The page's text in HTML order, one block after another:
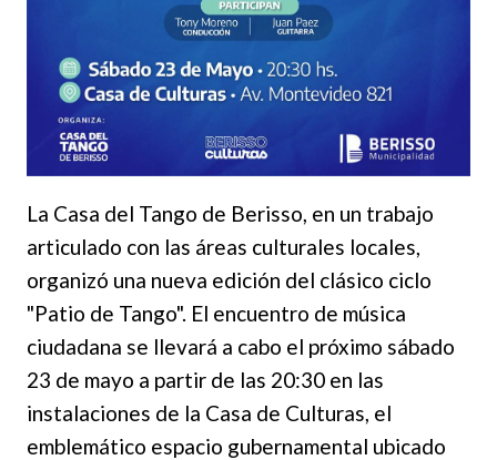
La Casa del Tango de Berisso, en un trabajo
articulado con las áreas culturales locales,
organizó una nueva edición del clásico ciclo
"Patio de Tango". El encuentro de música
ciudadana se llevará a cabo el próximo sábado
23 de mayo a partir de las 20:30 en las
instalaciones de la Casa de Culturas, el
emblemático espacio gubernamental ubicado